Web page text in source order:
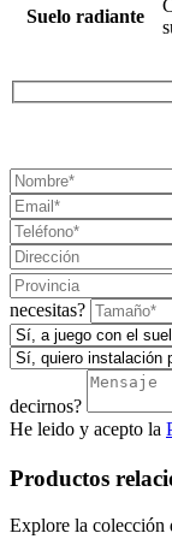
Suelo radiante
necesitas?
decirnos?
He leido y acepto la
Productos
Explore la colección